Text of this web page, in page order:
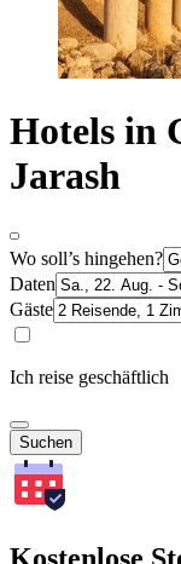
Hotels in
Jarash
Wo soll’s hingehen?
Daten
Gäste
Ich reise geschäftlich
Suchen
Kostenlose